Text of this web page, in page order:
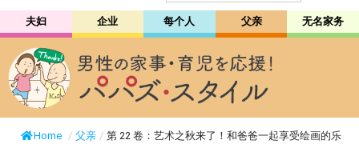
夫妇 企业 每个人 父亲 无名家务
Home / 父亲 / 第 22 卷：艺术之秋来了！和爸爸一起享受绘画的乐